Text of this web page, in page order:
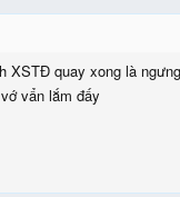
XSTĐ quay xong là
vẩn lắm đấy